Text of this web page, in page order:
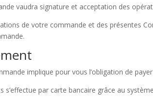
vaudra signature et acceptation des
de votre commande et des présentes
implique pour vous l’obligation de
s’effectue par carte bancaire grâce au